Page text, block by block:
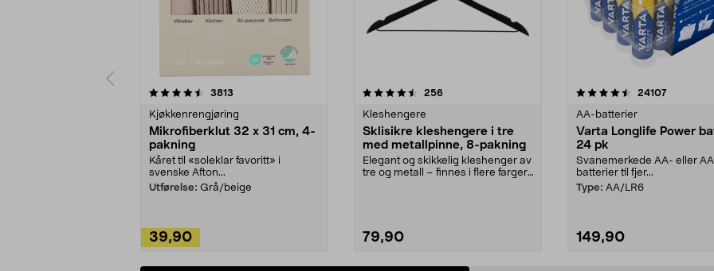
3813
Kjøkkenrengjøring
Mikrofiberklut 32 x 31 cm, 4-
pakning
Kåret til «soleklar favoritt» i
svenske Afton...
Utførelse: Grå/beige
39,90
4.5av 5 stjerner 256anmeldelser
Kleshengere
Sklisikre kleshengere i tre
med metallpinne, 8-pakning
Elegant og skikkelig kleshenger av
tre og metall – finnes i flere farger.
79,90
4.5av 5 stjerner 24107
AA-batterier
Varta Longlife Power
24 pk
Svanemerkede AA- eller
batterier til fjer...
Type: AA/LR6
149,90
4.5av 5 stjerner